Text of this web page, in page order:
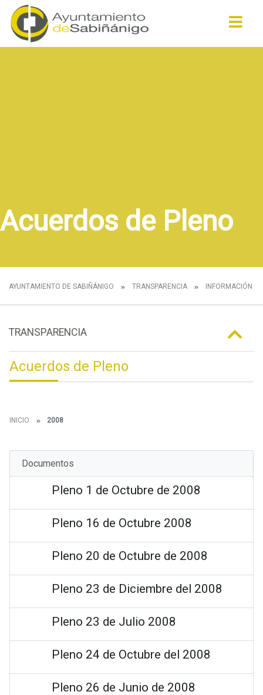
Acuerdos de Pleno
AYUNTAMIENTO DE SABIÑÁNIGO TRANSPARENCIA INFORMACIÓN
TRANSPARENCIA
Acuerdos de Pleno
INICIO 2008
Documentos
Pleno 1 de Octubre de 2008
Pleno 16 de Octubre 2008
Pleno 20 de Octubre de 2008
Pleno 23 de Diciembre del 2008
Pleno 23 de Julio 2008
Pleno 24 de Octubre del 2008
Pleno 26 de Junio de 2008